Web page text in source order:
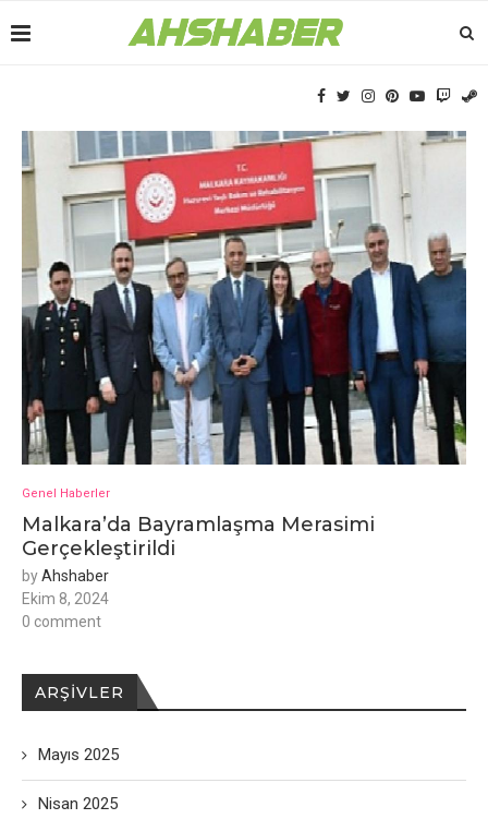
Genel Haberler
Malkara’da Bayramlaşma Merasimi
Gerçekleştirildi
byAhshaber
Ekim 8, 2024
0 comment
ARŞIVLER
Mayıs 2025
Nisan 2025